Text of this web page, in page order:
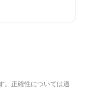
。正確性については適